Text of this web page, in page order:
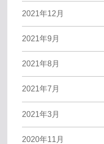
2021年12月
2021年9月
2021年8月
2021年7月
2021年3月
2020年11月